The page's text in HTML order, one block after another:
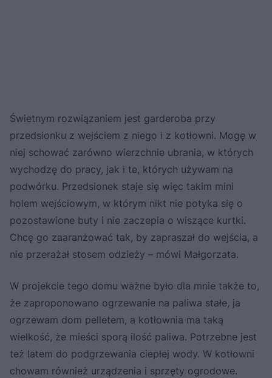
Świetnym rozwiązaniem jest garderoba przy
przedsionku z wejściem z niego i z kotłowni. Mogę w
niej schować zarówno wierzchnie ubrania, w których
wychodzę do pracy, jak i te, których używam na
podwórku. Przedsionek staje się więc takim mini
holem wejściowym, w którym nikt nie potyka się o
pozostawione buty i nie zaczepia o wiszące kurtki.
Chcę go zaaranżować tak, by zapraszał do wejścia, a
nie przerażał stosem odzieży – mówi Małgorzata.
W projekcie tego domu ważne było dla mnie także to,
że zaproponowano ogrzewanie na paliwa stałe, ja
ogrzewam dom pelletem, a kotłownia ma taką
wielkość, że mieści sporą ilość paliwa. Potrzebne jest
też latem do podgrzewania ciepłej wody. W kotłowni
chowam również urządzenia i sprzęty ogrodowe.